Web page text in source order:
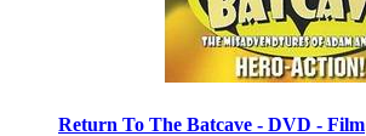
Return To The Batcave - DVD - Film